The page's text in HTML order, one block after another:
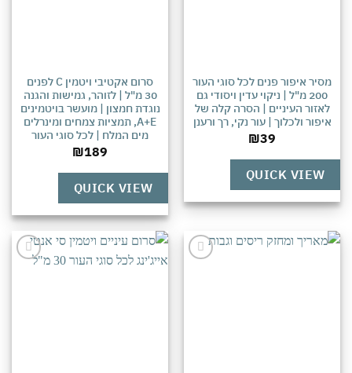
איפור פנים לכל סוגי העור
200 מ"ל | ניקוי עדין ויסודי גם
העיניים | הסרה קלה של
ולכלוך | עור נקי, רך ורענן
₪
QUICK VIEW
סרום אקטיבי ויטמין C לפנים
30 מ"ל | לזוהר, גמישות והגנה
נוגדת חמצון | מועשר בויטמינים
A+E, תמציות צמחים ומינרלים
מים המלח | לכל סוגי העור
₪
QUICK VIEW